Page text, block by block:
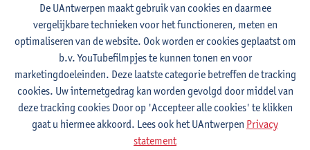
Master in de revalidatiewetenschappen en de kinesitherapie
Clinical Internships
Master of Rehabilitation Sciences and Physiotherapy:
internal conditions
Master of Rehabilitation Sciences and Physiotherapy:
neurological conditions
De UAntwerpen maakt gebruik van cookies en daarmee
vergelijkbare technieken voor het functioneren, meten en
optimaliseren van de website. Ook worden er cookies geplaatst om
b.v. YouTubefilmpjes te kunnen tonen en voor
marketingdoeleinden. Deze laatste categorie betreffen de tracking
cookies. Uw internetgedrag kan worden gevolgd door middel van
deze tracking cookies Door op 'Accepteer alle cookies' te klikken
gaat u hiermee akkoord. Lees ook het UAntwerpen Privacy
statement